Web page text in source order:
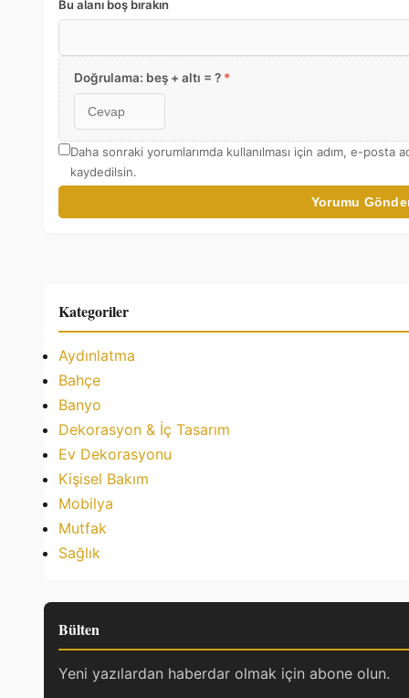
Bu alanı boş bırakın
Doğrulama: beş + altı = ? *
Daha sonraki yorumlarımda kullanılması için adım, e-posta
kaydedilsin.
Yorumu
Kategoriler
Aydınlatma
Bahçe
Banyo
Dekorasyon & İç Tasarım
Ev Dekorasyonu
Kişisel Bakım
Mobilya
Mutfak
Sağlık
Bülten
Yeni yazılardan haberdar olmak için abone olun.